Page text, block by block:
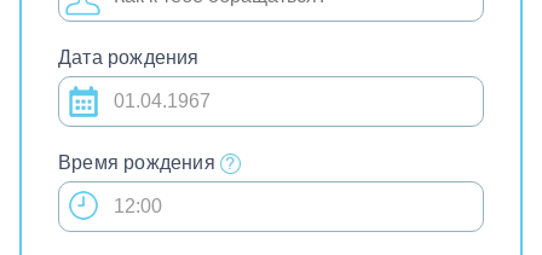
Дата рождения
Время рождения